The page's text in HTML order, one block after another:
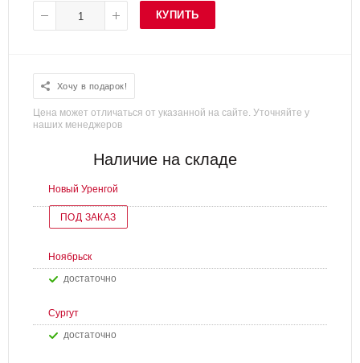
КУПИТЬ
Хочу в подарок!
Цена может отличаться от указанной на сайте. Уточняйте у
наших менеджеров
Наличие на складе
Новый Уренгой
ПОД ЗАКАЗ
Ноябрьск
Достаточно
Сургут
Достаточно